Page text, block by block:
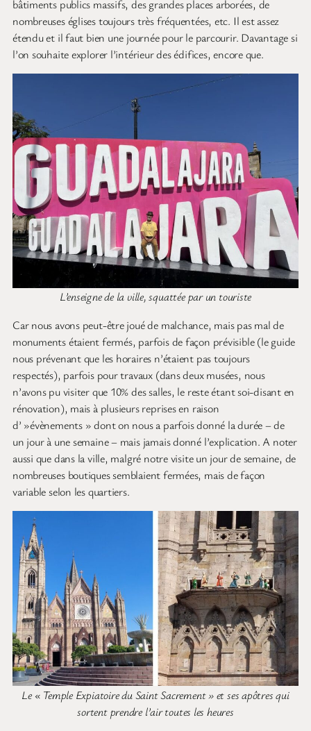
bâtiments publics massifs, des grandes places arborées, de
nombreuses églises toujours très fréquentées, etc. Il est assez
étendu et il faut bien une journée pour le parcourir. Davantage si
l’on souhaite explorer l’intérieur des édifices, encore que.
L’enseigne de la ville, squattée par un touriste
Car nous avons peut-être joué de malchance, mais pas mal de
monuments étaient fermés, parfois de façon prévisible (le guide
nous prévenant que les horaires n’étaient pas toujours
respectés), parfois pour travaux (dans deux musées, nous
n’avons pu visiter que 10% des salles, le reste étant soi-disant en
rénovation), mais à plusieurs reprises en raison
d’ »évènements » dont on nous a parfois donné la durée – de
un jour à une semaine – mais jamais donné l’explication. A noter
aussi que dans la ville, malgré notre visite un jour de semaine, de
nombreuses boutiques semblaient fermées, mais de façon
variable selon les quartiers.
Le « Temple Expiatoire du Saint Sacrement » et ses apôtres qui
sortent prendre l’air toutes les heures